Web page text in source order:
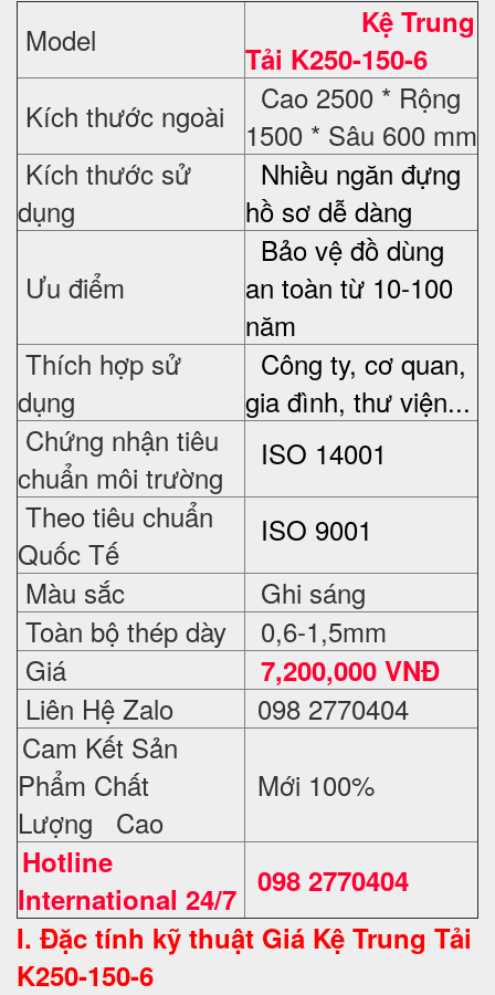
Model
Kệ Trung
Tải K250-150-6
Kích thước ngoài
Cao 2500 * Rộng
1500 * Sâu 600 mm
Kích thước sử
dụng
Nhiều ngăn đựng
hồ sơ dễ dàng
Ưu điểm
Bảo vệ đồ dùng
an toàn từ 10-100
năm
Thích hợp sử
dụng
Công ty, cơ quan,
gia đình, thư viện...
Chứng nhận tiêu
chuẩn môi trường
ISO 14001
Theo tiêu chuẩn
Quốc Tế
ISO 9001
Màu sắc
Ghi sáng
Toàn bộ thép dày
0,6-1,5mm
Giá
7,200,000 VNĐ
Liên Hệ Zalo
098 2770404
Cam Kết Sản
Phẩm Chất
Lượng Cao
Mới 100%
Hotline
International 24/7 098 2770404
I. Đặc tính kỹ thuật Giá Kệ Trung Tải
K250-150-6